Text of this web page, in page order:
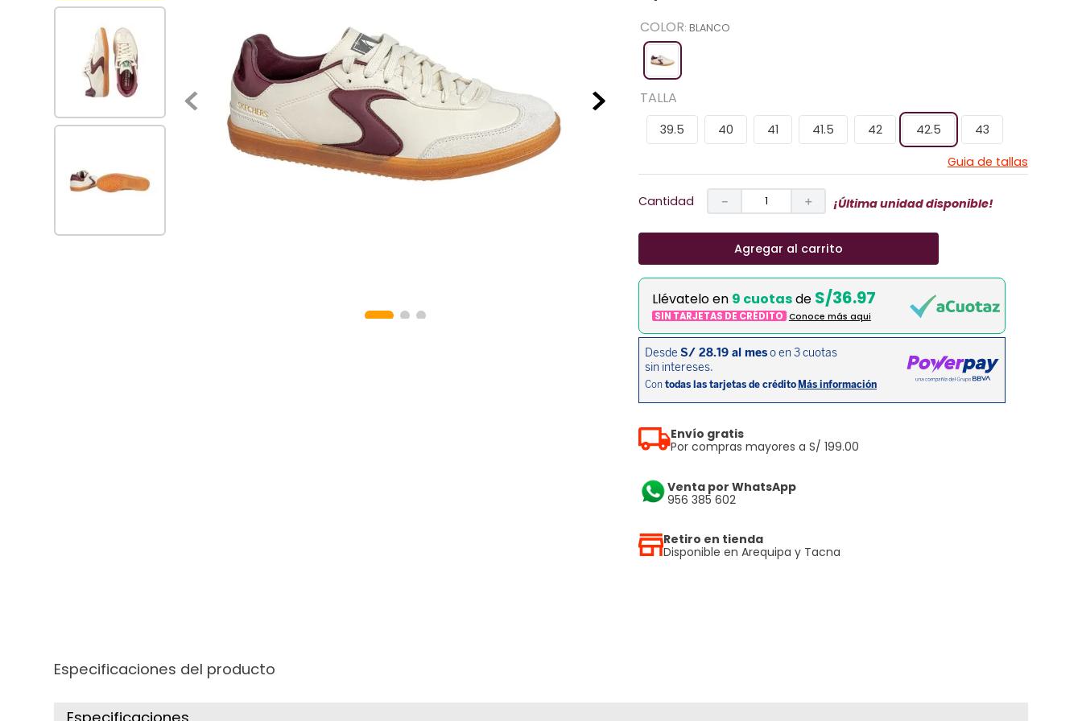
COLOR: BLANCO
TALLA
39.5 40 41 41.5 42 42.5
43
Guia de tallas
Cantidad ＋
－ ¡Última unidad disponible!
Agregar al carrito
Llévatelo en 9 cuotasde S/36.97
SIN TARJETAS DE CRÉDITO Conoce más aqui
Envío gratis
Por compras mayores a S/ 199.00
Venta por WhatsApp
956 385 602
Retiro en tienda
Disponible en Arequipa y Tacna
Especificaciones del producto
balerinas
zapatillas urbanas
zapatilla mujer